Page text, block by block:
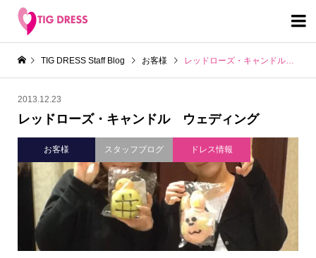

TIG DRESS Staff Blog お客様 レッドローズ・キャンドル ウェディング
2013.12.23
レッドローズ・キャンドル ウェディング
お客様 スタッフブログ ドレス情報